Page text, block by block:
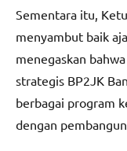
Sementara itu,
menyambut baik
menegaskan
strategis BP2JK
berbagai program
dengan